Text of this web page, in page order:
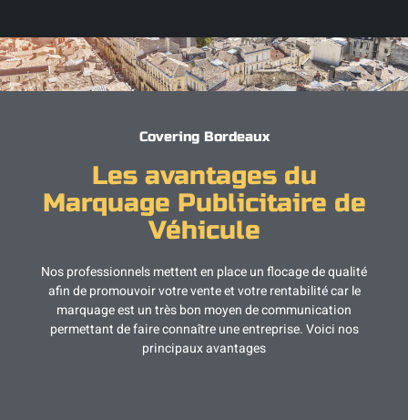
Covering Bordeaux
Les avantages du
Marquage Publicitaire de
Véhicule
Nos professionnels mettent en place un flocage de qualité
afin de promouvoir votre vente et votre rentabilité car le
marquage est un très bon moyen de communication
permettant de faire connaître une entreprise. Voici nos
principaux avantages